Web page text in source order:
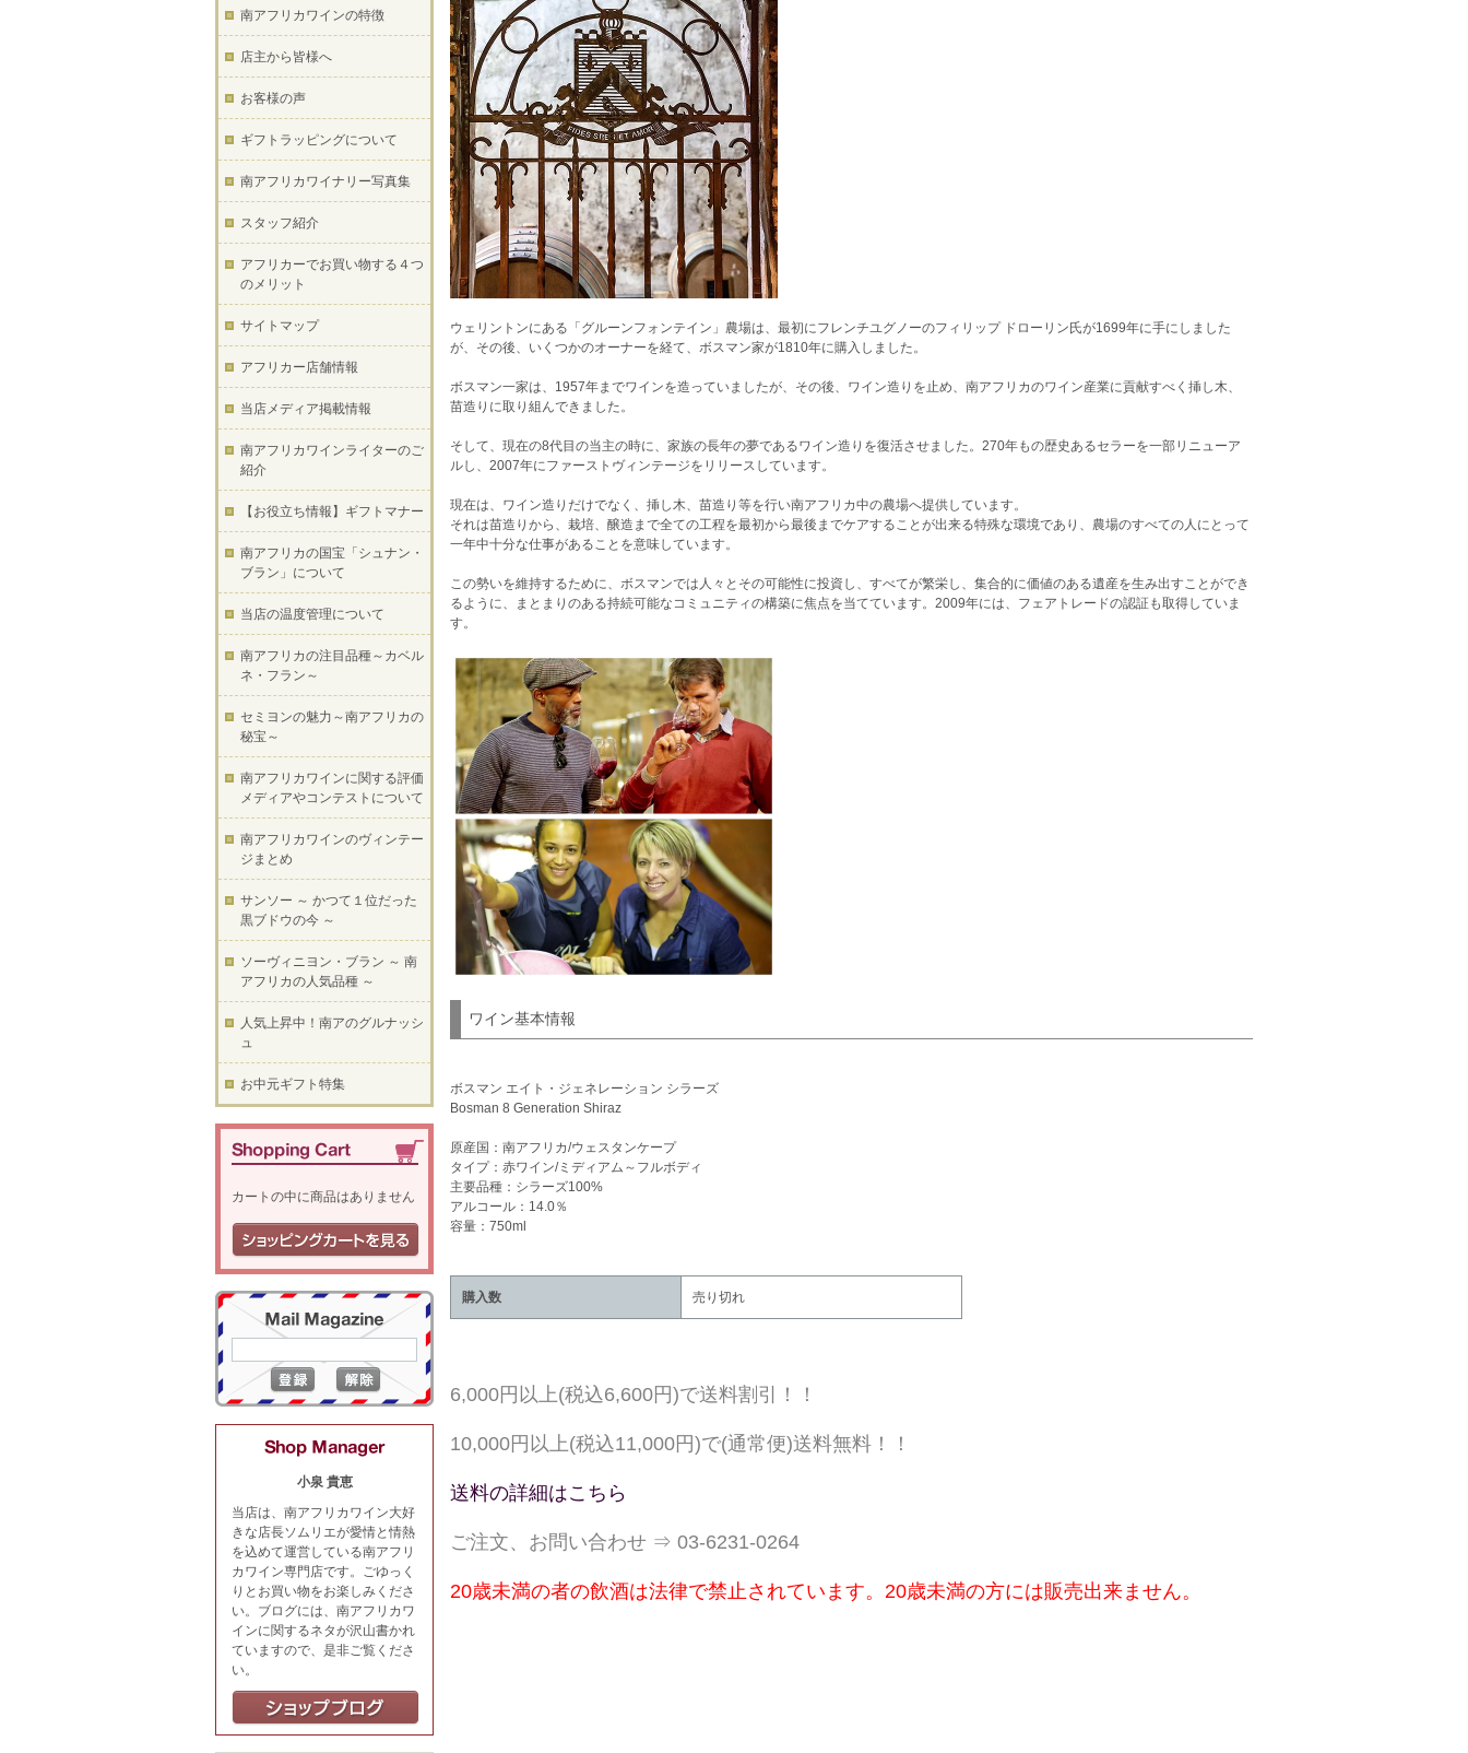
ウェリントンにある「グルーンフォンテイン」農場は、最初にフレンチユグノーのフィリップ ドローリン氏が1699年に手にしました
が、その後、いくつかのオーナーを経て、ボスマン家が1810年に購入しました。
ボスマン一家は、1957年までワインを造っていましたが、その後、ワイン造りを止め、南アフリカのワイン産業に貢献すべく挿し木、
苗造りに取り組んできました。
そして、現在の8代目の当主の時に、家族の長年の夢であるワイン造りを復活させました。270年もの歴史あるセラーを一部リニューア
ルし、2007年にファーストヴィンテージをリリースしています。
現在は、ワイン造りだけでなく、挿し木、苗造り等を行い南アフリカ中の農場へ提供しています。
それは苗造りから、栽培、醸造まで全ての工程を最初から最後までケアすることが出来る特殊な環境であり、農場のすべての人にとって
一年中十分な仕事があることを意味しています。
この勢いを維持するために、ボスマンでは人々とその可能性に投資し、すべてが繁栄し、集合的に価値のある遺産を生み出すことができ
るように、まとまりのある持続可能なコミュニティの構築に焦点を当てています。2009年には、フェアトレードの認証も取得していま
す。
ワイン基本情報
ボスマン エイト・ジェネレーション シラーズ
Bosman 8 Generation Shiraz
原産国：南アフリカ/ウェスタンケープ
タイプ：赤ワイン/ミディアム～フルボディ
主要品種：シラーズ100%
アルコール：14.0％
容量：750ml
購入数 売り切れ
6,000円以上(税込6,600円)で送料割引！！
10,000円以上(税込11,000円)で(通常便)送料無料！！
送料の詳細はこちら
ご注文、お問い合わせ ⇒ 03-6231-0264
20歳未満の者の飲酒は法律で禁止されています。20歳未満の方には販売出来ません。
南アフリカワインの特徴
店主から皆様へ
お客様の声
ギフトラッピングについて
南アフリカワイナリー写真集
スタッフ紹介
アフリカーでお買い物する４つ
のメリット
サイトマップ
アフリカー店舗情報
当店メディア掲載情報
南アフリカワインライターのご
紹介
【お役立ち情報】ギフトマナー
南アフリカの国宝「シュナン・
ブラン」について
当店の温度管理について
南アフリカの注目品種～カベル
ネ・フラン～
セミヨンの魅力～南アフリカの
秘宝～
南アフリカワインに関する評価
メディアやコンテストについて
南アフリカワインのヴィンテー
ジまとめ
サンソー ～ かつて１位だった
黒ブドウの今 ～
ソーヴィニヨン・ブラン ～ 南
アフリカの人気品種 ～
人気上昇中！南アのグルナッシ
ュ
お中元ギフト特集
カートの中に商品はありません
小泉 貴恵
当店は、南アフリカワイン大好
きな店長ソムリエが愛情と情熱
を込めて運営している南アフリ
カワイン専門店です。ごゆっく
りとお買い物をお楽しみくださ
い。ブログには、南アフリカワ
インに関するネタが沢山書かれ
ていますので、是非ご覧くださ
い。